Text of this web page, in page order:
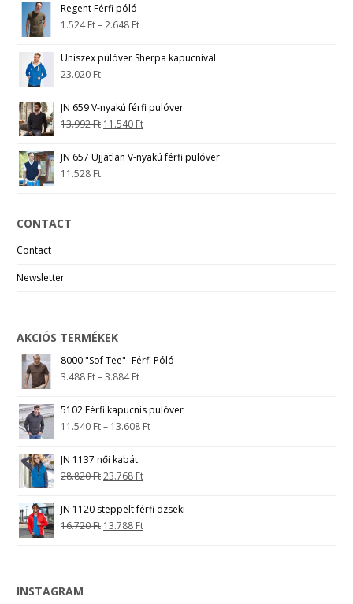
Regent Férfi póló
1.524Ft–2.648 Ft
Uniszex pulóver Sherpa kapucnival
23.020 Ft
JN 659 V-nyakú férfi pulóver
13.992Ft 11.540 Ft
JN 657 Ujjatlan V-nyakú férfi pulóver
11.528 Ft
CONTACT
Contact
Newsletter
AKCIÓS TERMÉKEK
8000 "Sof Tee"- Férfi Póló
3.488 Ft–3.884Ft
5102 Férfi kapucnis pulóver
11.540 Ft– 13.608 Ft
JN 1137 női kabát
28.820Ft23.768 Ft
JN 1120 steppelt férfi dzseki
16.720Ft 13.788 Ft
INSTAGRAM